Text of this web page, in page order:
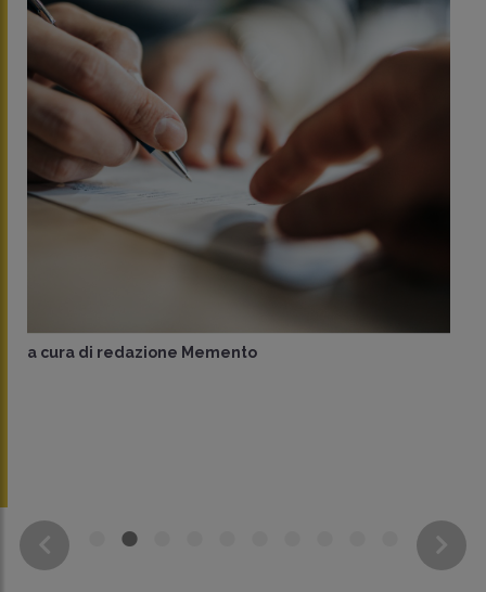
a cura di redazione Memento